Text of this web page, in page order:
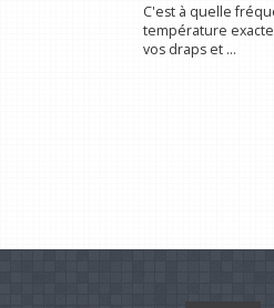
C'est à quelle
température
vos draps et ...